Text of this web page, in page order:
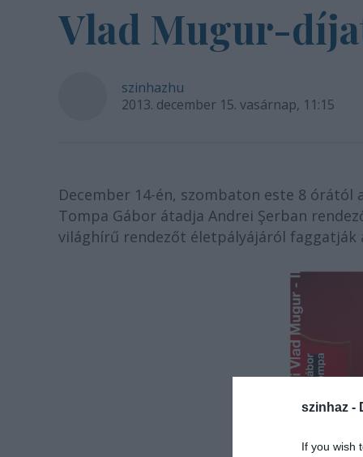
szinhaz -
If you wish
Vlad Mugur-
szinhazhu
2013. december 15. vasárnap, 11:15
December 14-én, szombaton este 8 órától
Tompa Gábor átadja Andrei Şerban rendez
világhírű rendezőt életpályájáról faggatják